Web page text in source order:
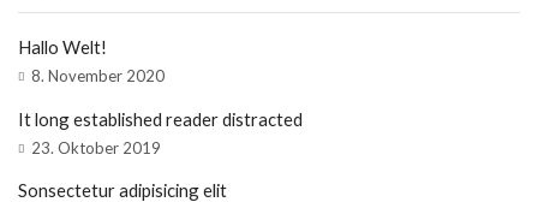
Hallo Welt!
8. November 2020
It long established reader distracted
23. Oktober 2019
Sonsectetur adipisicing elit